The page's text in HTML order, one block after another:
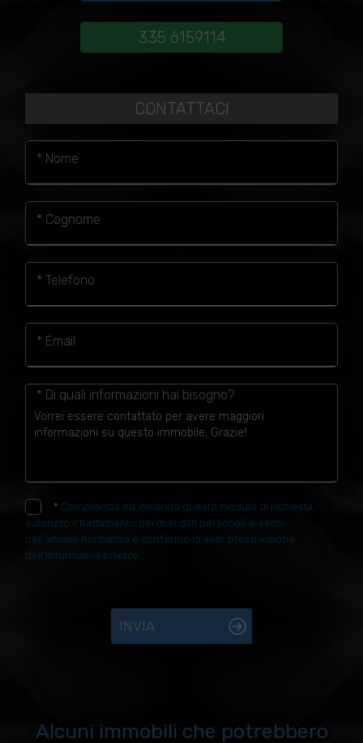
335 6159114
CONTATTACI
* Nome
* Cognome
* Telefono
* Email
* Di quali informazioni hai bisogno?
* Compilando ed inviando questo modulo di richiesta,
autorizzo il trattamento dei miei dati personali ai sensi
dell'attuale normativa e confermo di aver preso visione
dell'informativa privacy.
INVIA
Alcuni immobili che potrebbero